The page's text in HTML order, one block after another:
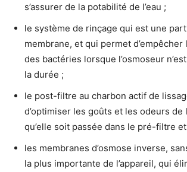
s’assurer de la potabilité de l’eau ;
le système de rinçage qui est une
membrane, et qui permet
des bactéries lorsque l’osmoseur
la durée ;
le post-filtre au charbon actif de
d’optimiser les goûts et les odeurs de
qu’elle soit passée dans le pré-filtre
les membranes d’osmose inverse,
la plus importante de l’appareil, qui